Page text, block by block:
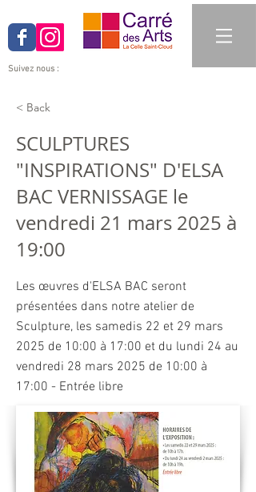
Suivez nous :
< Back
SCULPTURES
"INSPIRATIONS" D'ELSA
BAC VERNISSAGE le
vendredi 21 mars 2025 à
19:00
Les œuvres d'ELSA BAC seront
présentées dans notre atelier de
Sculpture, les samedis 22 et 29 mars
2025 de 10:00 à 17:00 et du lundi 24 au
vendredi 28 mars 2025 de 10:00 à
17:00 - Entrée libre